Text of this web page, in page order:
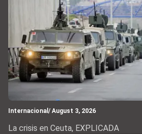
Internacional / August 3, 2026
La crisis en Ceuta, EXPLICADA